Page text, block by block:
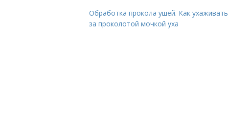
Обработка прокола ушей. Как ухаживать
за проколотой мочкой уха